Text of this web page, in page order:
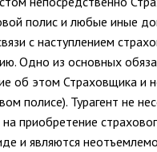
полис и любые иные
с наступлением
Одно из основных
об этом Страховщика и
полисе). Турагент не
на приобретение
и являются